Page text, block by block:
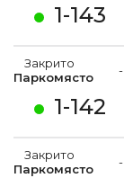
1-143
1-142
Закрито
Паркомясто
-
Закрито
Паркомясто
-